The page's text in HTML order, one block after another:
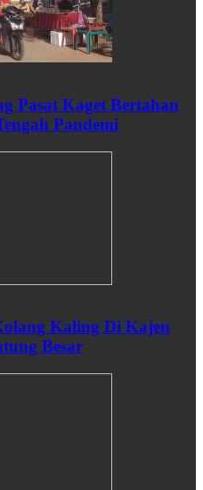
Pasat Kaget Bertahan
Pandemi
Kaling Di Kajen
Besar